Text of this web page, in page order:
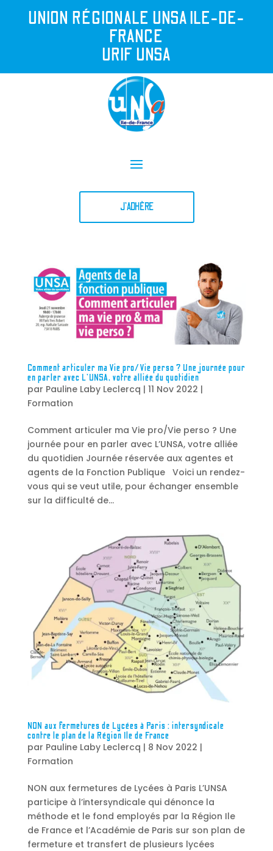
UNION RÉGIONALE UNSA ILE-DE-
FRANCE
URIF UNSA
J'ADHÈRE
Comment articuler ma Vie pro/Vie perso ? Une journée pour
en parler avec L’UNSA, votre alliée du quotidien
par Pauline Laby Leclercq | 11 Nov 2022 |
Formation
Comment articuler ma Vie pro/Vie perso ? Une
journée pour en parler avec L’UNSA, votre alliée
du quotidien Journée réservée aux agentes et
agents de la Fonction Publique Voici un rendez-
vous qui se veut utile, pour échanger ensemble
sur la difficulté de...
NON aux fermetures de Lycées à Paris : intersyndicale
contre le plan de la Région Ile de France
par Pauline Laby Leclercq | 8 Nov 2022 |
Formation
NON aux fermetures de Lycées à Paris L’UNSA
participe à l’intersyndicale qui dénonce la
méthode et le fond employés par la Région Ile
de France et l’Académie de Paris sur son plan de
fermeture et transfert de plusieurs lycées